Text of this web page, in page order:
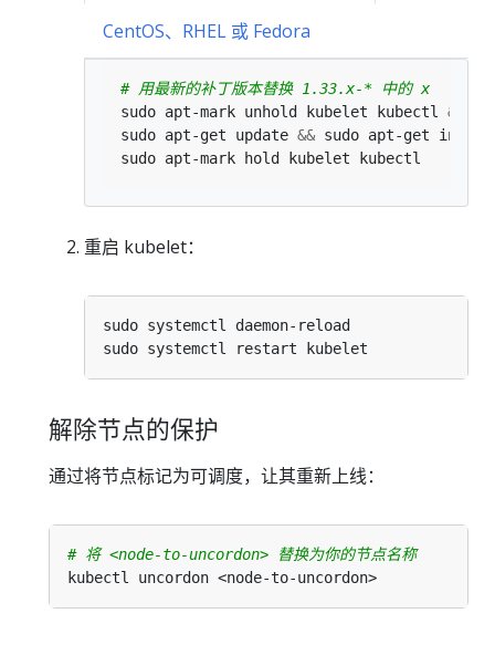
CentOS、RHEL 或 Fedora
# 用最新的补丁版本替换 1.33.x-* 中的 x
sudo apt-mark unhold kubelet kubectl &&
sudo apt-get update && sudo apt-get
重启 kubelet：
解除节点的保护
通过将节点标记为可调度，让其重新上线：
# 将 <node-to-uncordon> 替换为你的节点名称